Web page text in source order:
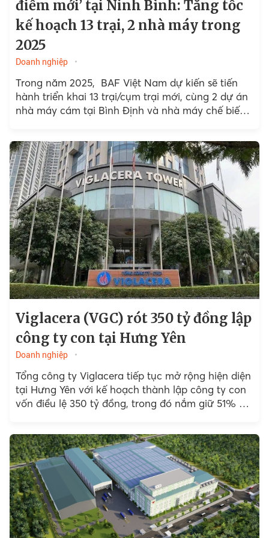
điểm mới’ tại Ninh Bình: Tăng tốc
kế hoạch 13 trại, 2 nhà máy trong
2025
Doanh nghiệp
Trong năm 2025, BAF Việt Nam dự kiến sẽ tiến
hành triển khai 13 trại/cụm trại mới, cùng 2 dự án
nhà máy cám tại Bình Định và nhà máy chế biến
Viglacera (VGC) rót 350 tỷ đồng lập
công ty con tại Hưng Yên
Doanh nghiệp
Tổng công ty Viglacera tiếp tục mở rộng hiện diện
tại Hưng Yên với kế hoạch thành lập công ty con
vốn điều lệ 350 tỷ đồng, trong đó nắm giữ 51% cổ